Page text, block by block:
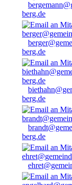
berg.de
berg.de
berg.de
berg.de